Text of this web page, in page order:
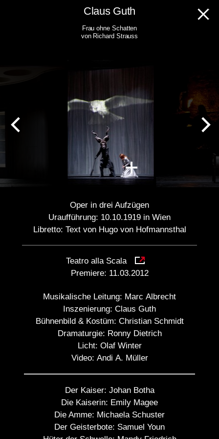
Claus Guth
Frau ohne Schatten
von Richard Strauss
Oper in drei Aufzügen
Uraufführung: 10.10.1919 in Wien
Libretto: Text von Hugo von Hofmannsthal
Teatro alla Scala
Premiere: 11.03.2012
Musikalische Leitung: Marc Albrecht
Inszenierung: Claus Guth
Bühnenbild & Kostüm: Christian Schmidt
Dramaturgie: Ronny Dietrich
Licht: Olaf Winter
Video: Andi A. Müller
Der Kaiser: Johan Botha
Die Kaiserin: Emily Magee
Die Amme: Michaela Schuster
Der Geisterbote: Samuel Youn